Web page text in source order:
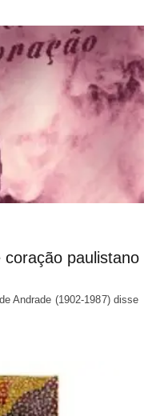
paulistano
Andrade (1902-1987) disse